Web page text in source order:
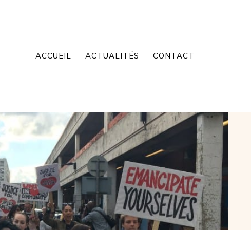
ACCUEIL ACTUALITÉS CONTACT